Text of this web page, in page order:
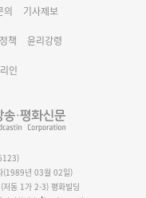
모전 수상작 발표
의 기사제보
책 윤리강령
인
(1989년 03월 02일)
동 1가 2-3) 평화빌딩